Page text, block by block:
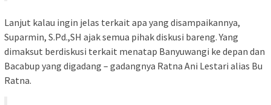
Lanjut kalau ingin jelas terkait apa yang disampaikannya,
Suparmin, S.Pd.,SH ajak semua pihak diskusi bareng. Yang
dimaksut berdiskusi terkait menatap Banyuwangi ke depan dan
Bacabup yang digadang – gadangnya Ratna Ani Lestari alias Bu
Ratna.